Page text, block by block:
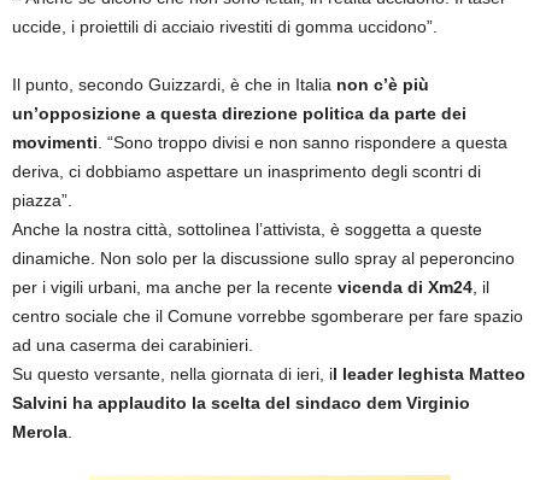
uccide, i proiettili di acciaio rivestiti di gomma uccidono”.
Il punto, secondo Guizzardi, è che in Italia non c’è più
un’opposizione a questa direzione politica da parte dei
movimenti . “Sono troppo divisi e non sanno rispondere a questa
deriva, ci dobbiamo aspettare un inasprimento degli scontri di
piazza”.
Anche la nostra città, sottolinea l’attivista, è soggetta a queste
dinamiche. Non solo per la discussione sullo spray al peperoncino
per i vigili urbani, ma anche per la recente vicenda di Xm24 , il
centro sociale che il Comune vorrebbe sgomberare per fare spazio
ad una caserma dei carabinieri.
Su questo versante, nella giornata di ieri, il leader leghista Matteo
Salvini ha applaudito la scelta del sindaco dem Virginio
Merola